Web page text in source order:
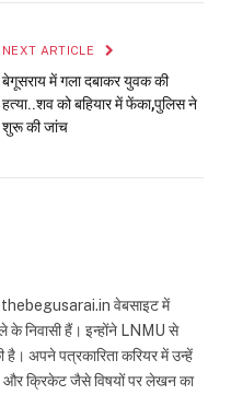
NEXT ARTICLE
बेगूसराय में गला दबाकर युवक की
हत्या..शव को बहियार में फेंका,पुलिस ने
शुरू की जांच
thebegusarai.in वेबसाइट में
के निवासी हैं। इन्होंने LNMU से
है। अपने पत्रकारिता करियर में उन्हें
और क्रिकेट जैसे विषयों पर लेखन का